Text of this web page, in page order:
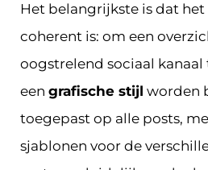
Het belangrijkste is dat het
coherent is: om een
oogstrelend sociaal
een grafische stijl worden
toegepast op alle posts,
sjablonen voor de